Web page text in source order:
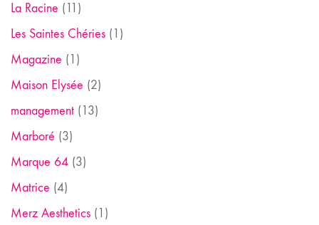
La Racine (11)
Les Saintes Chéries (1)
Magazine (1)
Maison Elysée (2)
management (13)
Marboré (3)
Marque 64 (3)
Matrice (4)
Merz Aesthetics (1)